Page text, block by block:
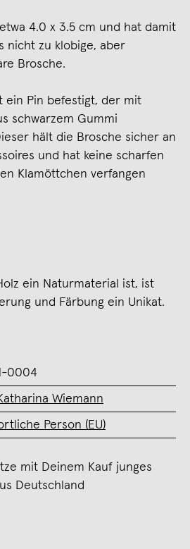
4.0 x 3.5 cm und hat damit
nicht zu klobige, aber
Brosche.
ein Pin befestigt, der mit
schwarzem Gummi
hält die Brosche sicher an
und hat keine scharfen
Klamöttchen verfangen
ein Naturmaterial ist, ist
und Färbung ein Unikat.
0004
Wiemann
Person (EU)
mit Deinem Kauf junges
Deutschland